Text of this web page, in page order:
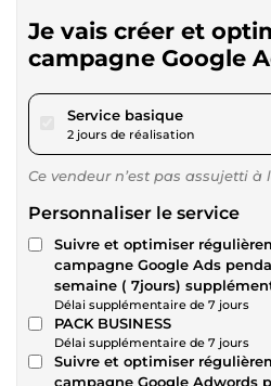
Je vais créer et
campagne Google
Service basiquepour 167,64
2 jours de réalisation
Ce vendeur n’est pas assujetti à
Personnaliser le service
Suivre et optimiser
campagne Google Ads
semaine ( 7jours)
Délai supplémentaire de 7 jours
PACK BUSINESS
Délai supplémentaire de 7 jours
Suivre et optimiser
campagne Google Adwords